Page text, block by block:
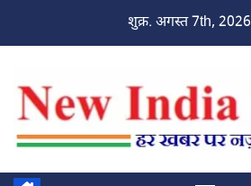
शुक्र. अगस्त 7th, 2026